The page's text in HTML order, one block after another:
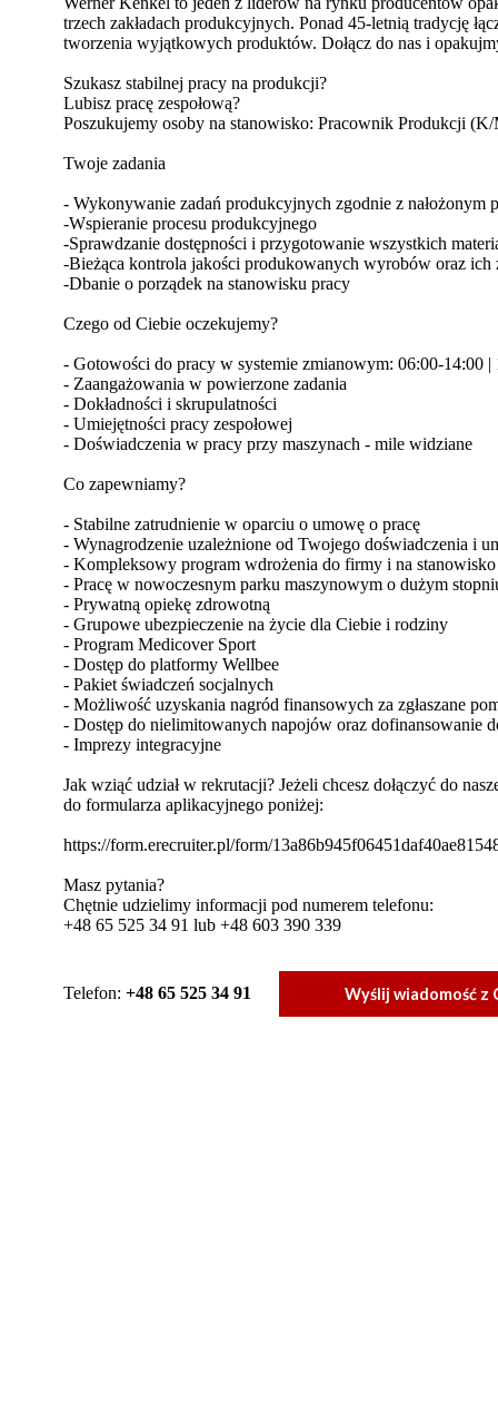
trzech zakładach produkcyjnych. Ponad 45-letnią tradycję
tworzenia wyjątkowych produktów. Dołącz do nas i
Szukasz stabilnej pracy na produkcji?
Lubisz pracę zespołową?
Poszukujemy osoby na stanowisko: Pracownik Produkcji
Twoje zadania
- Wykonywanie zadań produkcyjnych zgodnie z nałożonym
-Wspieranie procesu produkcyjnego
-Sprawdzanie dostępności i przygotowanie wszystkich
-Bieżąca kontrola jakości produkowanych wyrobów oraz ich
-Dbanie o porządek na stanowisku pracy
Czego od Ciebie oczekujemy?
- Gotowości do pracy w systemie zmianowym: 06:00-14:00 |
- Zaangażowania w powierzone zadania
- Dokładności i skrupulatności
- Umiejętności pracy zespołowej
- Doświadczenia w pracy przy maszynach - mile widziane
Co zapewniamy?
- Stabilne zatrudnienie w oparciu o umowę o pracę
- Wynagrodzenie uzależnione od Twojego doświadczenia i
- Kompleksowy program wdrożenia do firmy i na stanowisko
- Pracę w nowoczesnym parku maszynowym o dużym
- Prywatną opiekę zdrowotną
- Grupowe ubezpieczenie na życie dla Ciebie i rodziny
- Program Medicover Sport
- Dostęp do platformy Wellbee
- Pakiet świadczeń socjalnych
- Możliwość uzyskania nagród finansowych za zgłaszane
- Dostęp do nielimitowanych napojów oraz dofinansowanie
- Imprezy integracyjne
Jak wziąć udział w rekrutacji? Jeżeli chcesz dołączyć do
do formularza aplikacyjnego poniżej:
https://form.erecruiter.pl/form/
Masz pytania?
Chętnie udzielimy informacji pod numerem telefonu:
+48 65 525 34 91 lub +48 603 390 339
Telefon: +48 65 525 34 91 Wyślij wiadomość z